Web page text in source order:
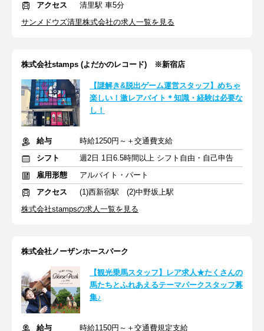
アクセス
清里駅 車5分
サンメドウズ清里株式会社の求人一覧を見る
株式会社stamps (よだかのレコード) ※新宿店
【謎解き&脱出ゲーム運営スタッフ】めちゃ
楽しい！激レアバイト＊知識・経験は必要な
し！
給与
時給1250円～＋交通費支給
シフト
週2日 1日6.5時間以上 シフト自由・自己申告
雇用形態
アルバイト・パート
アクセス
(1)西新宿駅 (2)中野坂上駅
株式会社stampsの求人一覧を見る
株式会社ノーザンホースパーク
【観光乗馬スタッフ】レア求人★たくさんの
馬たちとふれあえるテーマパークスタッフ募
集♪
給与 時給1150円～＋交通費規定支給